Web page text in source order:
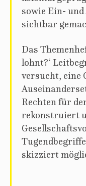
sowie Ein-
sichtbar
Das
lohnt?‘
versucht, eine
Rechten für
rekonstruiert
skizziert